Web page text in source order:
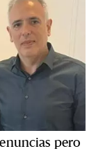
pero